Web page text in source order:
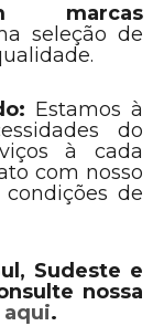
marcas
seleção de
Estamos à
do
à cada
com nosso
de
Sudeste e
nossa
.